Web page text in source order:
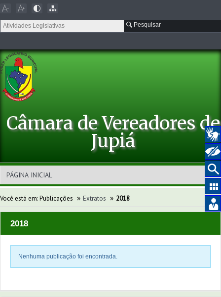
Pesquisar
Câmara de Vereadores de
Jupiá
Você está em:Publicações » Extratos » 2018
2018
Nenhuma publicação foi encontrada.